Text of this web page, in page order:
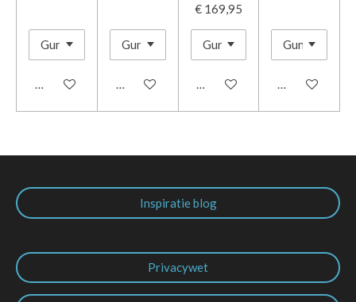
In winkelwagen In winkelwagen
€ 169,95
In winkelwagenIn
Inspiratie blog
Privacywet